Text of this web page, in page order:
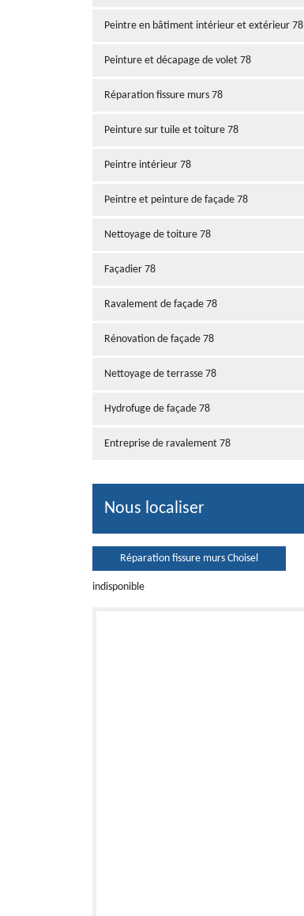
Peintre en bâtiment intérieur et extérieur 78
Peinture et décapage de volet 78
Réparation fissure murs 78
Peinture sur tuile et toiture 78
Peintre intérieur 78
Peintre et peinture de façade 78
Nettoyage de toiture 78
Façadier 78
Ravalement de façade 78
Rénovation de façade 78
Nettoyage de terrasse 78
Hydrofuge de façade 78
Entreprise de ravalement 78
Nous localiser
Réparation fissure murs Choisel
indisponible